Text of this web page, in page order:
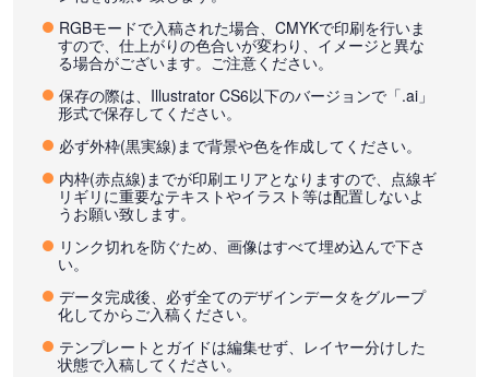
RGBモードで入稿された場合、CMYKで印刷を行いま
すので、仕上がりの色合いが変わり、イメージと異な
る場合がございます。ご注意ください。
保存の際は、Illustrator CS6以下のバージョンで「.ai」
形式で保存してください。
必ず外枠(黒実線)まで背景や色を作成してください。
内枠(赤点線)までが印刷エリアとなりますので、点線ギ
リギリに重要なテキストやイラスト等は配置しないよ
うお願い致します。
リンク切れを防ぐため、画像はすべて埋め込んで下さ
い。
データ完成後、必ず全てのデザインデータをグループ
化してからご入稿ください。
テンプレートとガイドは編集せず、レイヤー分けした
状態で入稿してください。